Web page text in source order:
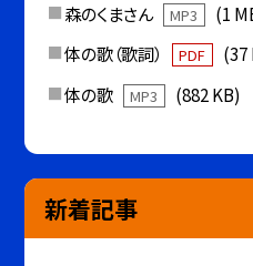
森のくまさん
MP3
(1
体の歌（歌詞）
PDF
(37
体の歌
MP3 (882 KB)
新着記事